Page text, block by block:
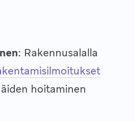
: Rakennusalalla
hoitaminen